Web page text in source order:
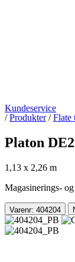
Kundeservice
/ Produkter / Flate
Platon
1,13 x 2,26 m
Magasinerings-
Varenr: 404204